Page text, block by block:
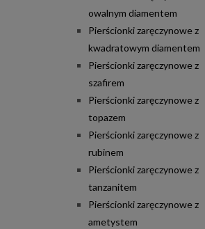
owalnym diamentem
Pierścionki zaręczynowe z
kwadratowym diamentem
Pierścionki zaręczynowe z
szafirem
Pierścionki zaręczynowe z
topazem
Pierścionki zaręczynowe z
rubinem
Pierścionki zaręczynowe z
tanzanitem
Pierścionki zaręczynowe z
ametystem